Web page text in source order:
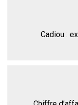
Cadiou :